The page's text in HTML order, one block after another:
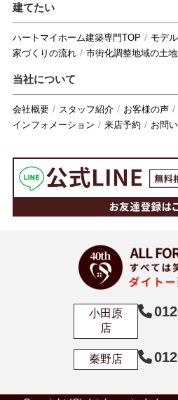
建てたい
ハートマイホーム建築専門TOP モデ
家づくりの流れ
市街化調整地域の土地
当社について
会社概要 スタッフ紹介 お客様の声
インフォメーション
来店予約 お問
小田原
店
秦野店